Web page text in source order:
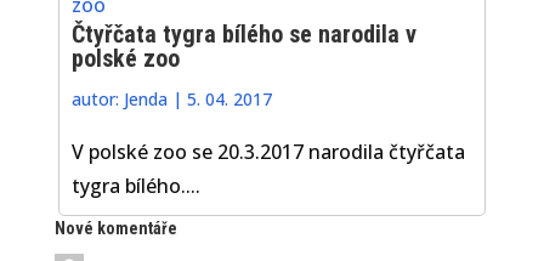
Čtyřčata tygra bílého se narodila v
polské zoo
autor: Jenda |5. 04. 2017
V polské zoo se 20.3.2017 narodila čtyřčata
tygra bílého....
Nové komentáře